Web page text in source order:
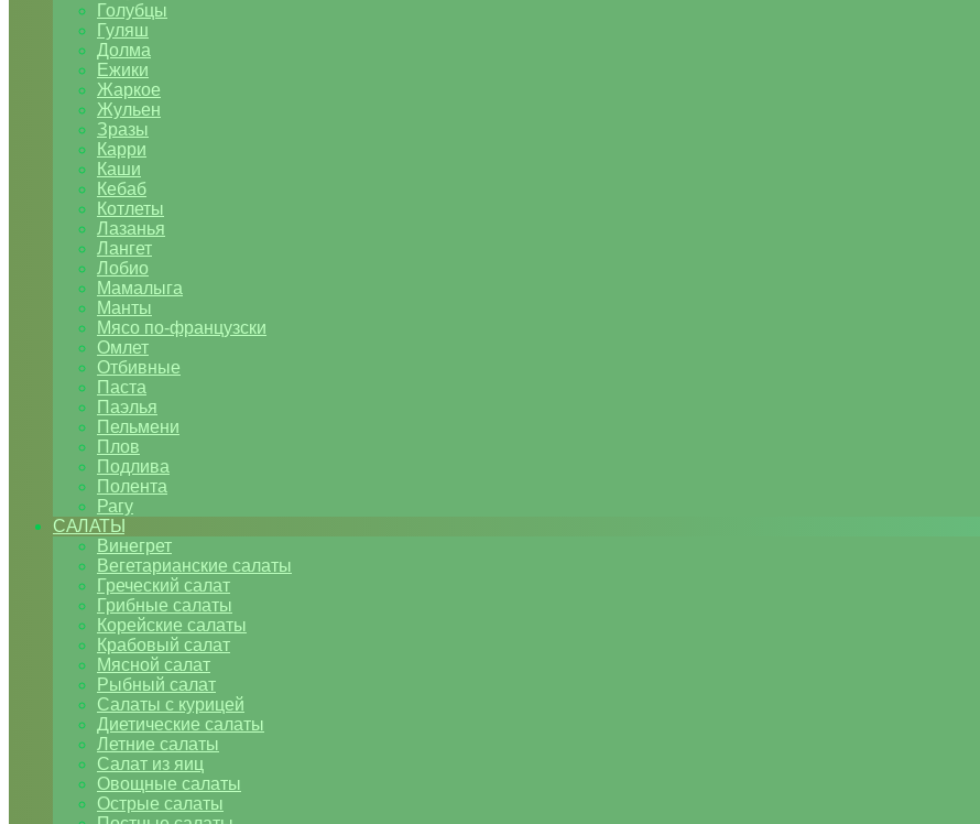
Голубцы
Гуляш
Долма
Ежики
Жаркое
Жульен
Зразы
Карри
Каши
Кебаб
Котлеты
Лазанья
Лангет
Лобио
Мамалыга
Манты
Мясо по-французски
Омлет
Отбивные
Паста
Паэлья
Пельмени
Плов
Подлива
Полента
Рагу
САЛАТЫ
Винегрет
Вегетарианские салаты
Греческий салат
Грибные салаты
Корейские салаты
Крабовый салат
Мясной салат
Рыбный салат
Салаты с курицей
Диетические салаты
Летние салаты
Салат из яиц
Овощные салаты
Острые салаты